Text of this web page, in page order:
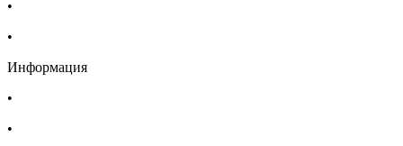
•
•
Информация
•
•